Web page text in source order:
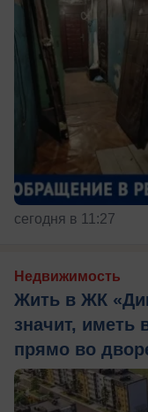
сегодня в 11:27
Недвижимость
Жить в ЖК
значит, иметь
прямо во